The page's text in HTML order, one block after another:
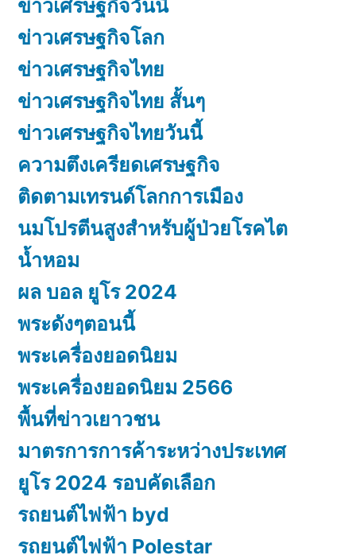
ข่าวเศรษฐกิจวันนี้
ข่าวเศรษฐกิจโลก
ข่าวเศรษฐกิจไทย
ข่าวเศรษฐกิจไทย สั้นๆ
ข่าวเศรษฐกิจไทยวันนี้
ความตึงเครียดเศรษฐกิจ
ติดตามเทรนด์โลกการเมือง
นมโปรตีนสูงสำหรับผู้ป่วยโรคไต
น้ำหอม
ผล บอล ยูโร 2024
พระดังๆตอนนี้
พระเครื่องยอดนิยม
พระเครื่องยอดนิยม 2566
พื้นที่ข่าวเยาวชน
มาตรการการค้าระหว่างประเทศ
ยูโร 2024 รอบคัดเลือก
รถยนต์ไฟฟ้า byd
รถยนต์ไฟฟ้า Polestar